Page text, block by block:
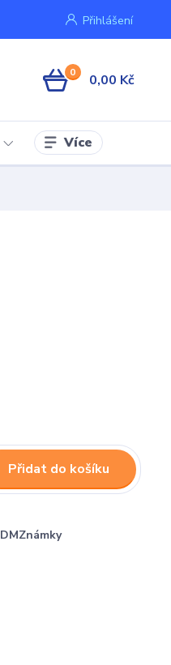
Přihlášení
0 0,00 Kč
Více
Přidat do košíku
DMZnámky